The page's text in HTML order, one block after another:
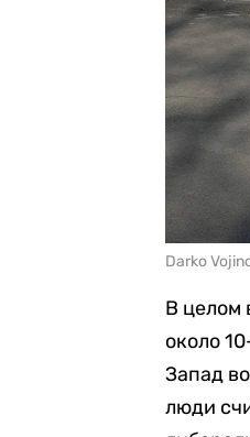
Darko
В целом
около
Запад
люди